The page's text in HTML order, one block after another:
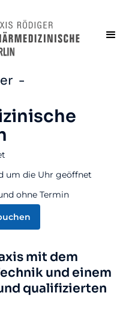
-
um die Uhr geöffnet
ohne Termin
mit dem
und einem
qualifizierten